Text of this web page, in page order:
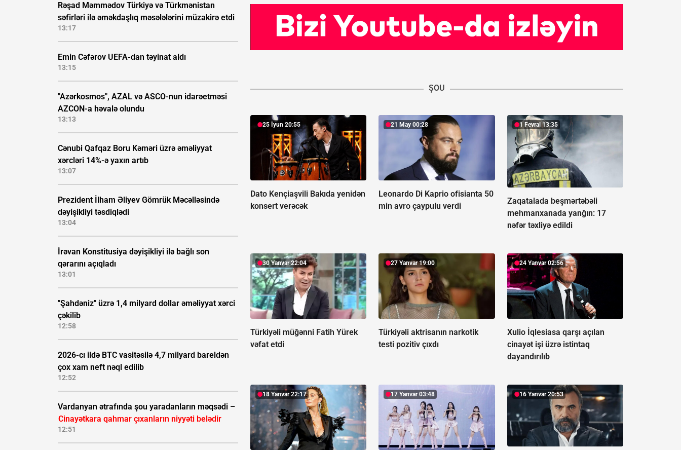
Rəşad Məmmədov Türkiyə və Türkmənistan
səfirləri ilə əməkdaşlıq məsələlərini müzakirə etdi
13:17
Emin Cəfərov UEFA-dan təyinat aldı
13:15
"Azərkosmos", AZAL və ASCO-nun idarəetməsi
AZCON-a həvalə olundu
13:13
Cənubi Qafqaz Boru Kəməri üzrə əməliyyat
xərcləri 14%-ə yaxın artıb
13:07
Prezident İlham Əliyev Gömrük Məcəlləsində
dəyişikliyi təsdiqlədi
13:04
İrəvan Konstitusiya dəyişikliyi ilə bağlı son
qərarını açıqladı
13:01
"Şahdəniz" üzrə 1,4 milyard dollar əməliyyat xərci
çəkilib
12:58
2026-cı ildə BTC vasitəsilə 4,7 milyard bareldən
çox xam neft nəql edilib
12:52
Vardanyan ətrafında şou yaradanların məqsədi –
Cinayətkara qahmar çıxanların niyyəti belədir
12:51
ŞOU
25 İyun 20:55
Dato Kençiaşvili Bakıda yenidən
konsert verəcək
21 May 00:28
Leonardo Di Kaprio ofisianta 50
min avro çaypulu verdi
1 Fevral 13:35
Zaqatalada beşmərtəbəli
mehmanxanada yanğın: 17
nəfər təxliyə edildi
30 Yanvar 22:04
Türkiyəli müğənni Fatih Yürek
vəfat etdi
27 Yanvar 19:00
Türkiyəli aktrisanın narkotik
testi pozitiv çıxdı
24 Yanvar 02:56
Xulio İqlesiasa qarşı açılan
cinayət işi üzrə istintaq
dayandırılıb
18 Yanvar 22:17 17 Yanvar 03:48 16 Yanvar 20:53